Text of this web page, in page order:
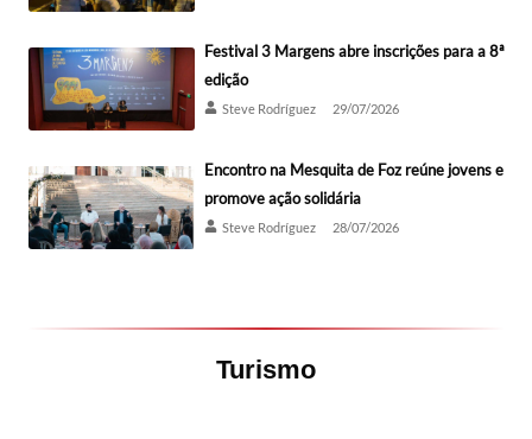
Festival 3 Margens abre inscrições para a 8ª
edição
Steve Rodríguez 29/07/2026
Encontro na Mesquita de Foz reúne jovens e
promove ação solidária
Steve Rodríguez 28/07/2026
Turismo